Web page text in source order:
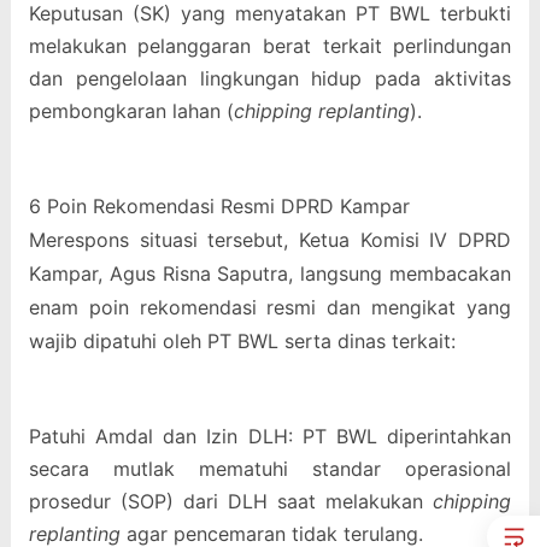
Keputusan (SK) yang menyatakan PT BWL terbukti
melakukan pelanggaran berat terkait perlindungan
dan pengelolaan lingkungan hidup pada aktivitas
pembongkaran lahan (chipping replanting).
6 Poin Rekomendasi Resmi DPRD Kampar
Merespons situasi tersebut, Ketua Komisi IV DPRD
Kampar, Agus Risna Saputra, langsung membacakan
enam poin rekomendasi resmi dan mengikat yang
wajib dipatuhi oleh PT BWL serta dinas terkait:
Patuhi Amdal dan Izin DLH: PT BWL diperintahkan
secara mutlak mematuhi standar operasional
prosedur (SOP) dari DLH saat melakukanchipping
replanting agar pencemaran tidak terulang.